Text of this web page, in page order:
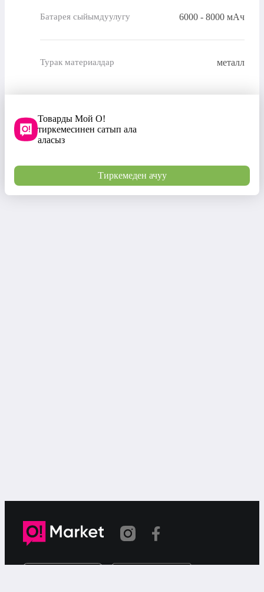
Батарея сыйымдуулугу 6000 - 8000 мАч
Турак материалдар металл
Товарды Мой О!
тиркемесинен сатып ала
аласыз
Тиркемеден ачуу